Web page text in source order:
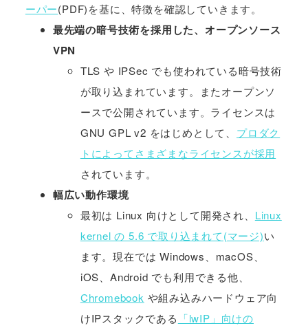
ーパー(PDF)を基に、特徴を確認していきます。
最先端の暗号技術を採用した、オープンソース
VPN
TLS や IPSec でも使われている暗号技術
が取り込まれています。またオープンソ
ースで公開されています。ライセンスは
GNU GPL v2 をはじめとして、 プロダク
トによってさまざまなライセンスが採用
されています。
幅広い動作環境
最初は Linux 向けとして開発され、 Linux
kernel の 5.6 で取り込まれて(マージ)い
ます。現在では Windows、macOS、
iOS、Android でも利用できる他、
Chromebook や組み込みハードウェア向
けIPスタックである 「lwIP」向けの